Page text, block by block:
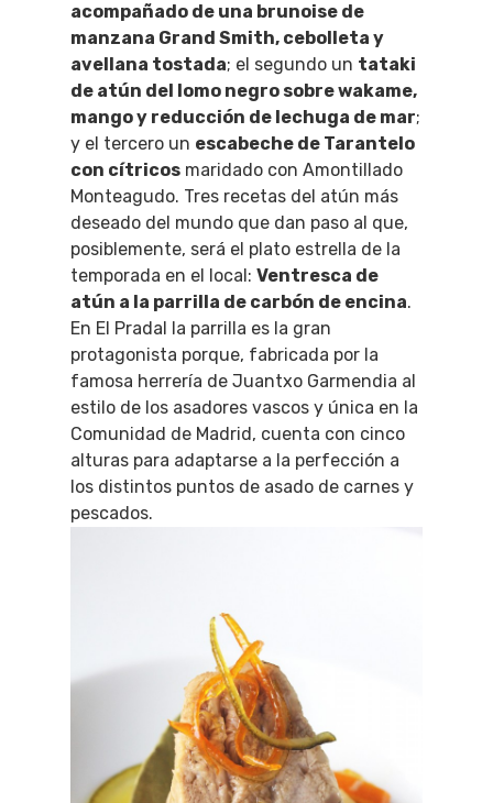
acompañado de una brunoise de
manzana Grand Smith, cebolleta y
avellana tostada; el segundo un tataki
de atún del lomo negro sobre wakame,
mango y reducción de lechuga de mar;
y el tercero un escabeche de Tarantelo
con cítricos maridado con Amontillado
Monteagudo. Tres recetas del atún más
deseado del mundo que dan paso al que,
posiblemente, será el plato estrella de la
temporada en el local: Ventresca de
atún a la parrilla de carbón de encina.
En El Pradal la parrilla es la gran
protagonista porque, fabricada por la
famosa herrería de Juantxo Garmendia al
estilo de los asadores vascos y única en la
Comunidad de Madrid, cuenta con cinco
alturas para adaptarse a la perfección a
los distintos puntos de asado de carnes y
pescados.